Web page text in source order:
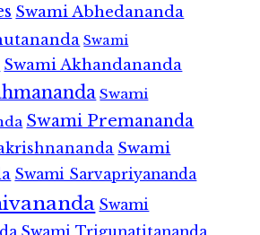
Swami Abhedananda
Swami
Swami Akhandananda
Swami
Swami Premananda
Swami
Swami Sarvapriyananda
Swami